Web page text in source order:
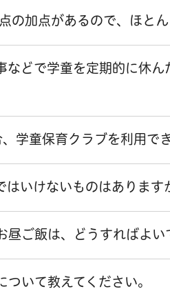
の加点があるので、ほと
などで学童を定期的に休
学童保育クラブを利用で
いけないものはあります
ご飯は、どうすればよい
いて教えてください。